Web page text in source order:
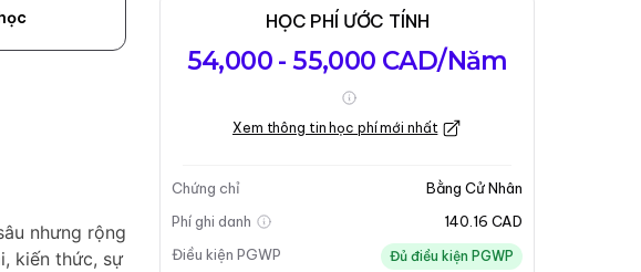
nhưng rộng
kiến thức, sự
HỌC PHÍ ƯỚC TÍNH
54,000 - 55,000 CAD/Năm
Xem thông tin học phí mới nhất
Chứng chỉ
Bằng Cử Nhân
Phí ghi danh
140.16 CAD
Điều kiện PGWP
Đủ điều kiện PGWP